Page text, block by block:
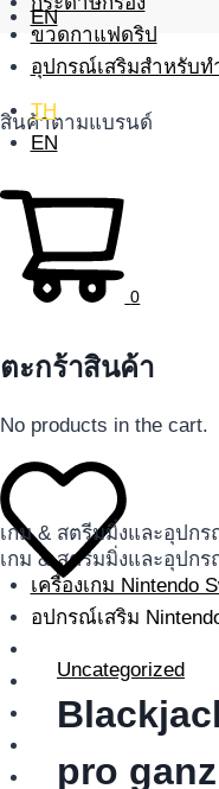
ขวดกาแฟดริป
อุปกรณ์เสริมสำหรับท
สินค้าตามแบรนด์
เกม & สตรีมมิ่งและอุปกร
เกม & สตรีมมิ่งและอุปกร
เครื่องเกม Nintendo
อุปกรณ์เสริม
เครื่องเกม PlayStation
อุปกรณ์เสริม
แผ่นเกม PlayStation 5
EN
TH
EN
0
ตะกร้าสินค้า
No products in the cart.
Uncategorized
pro